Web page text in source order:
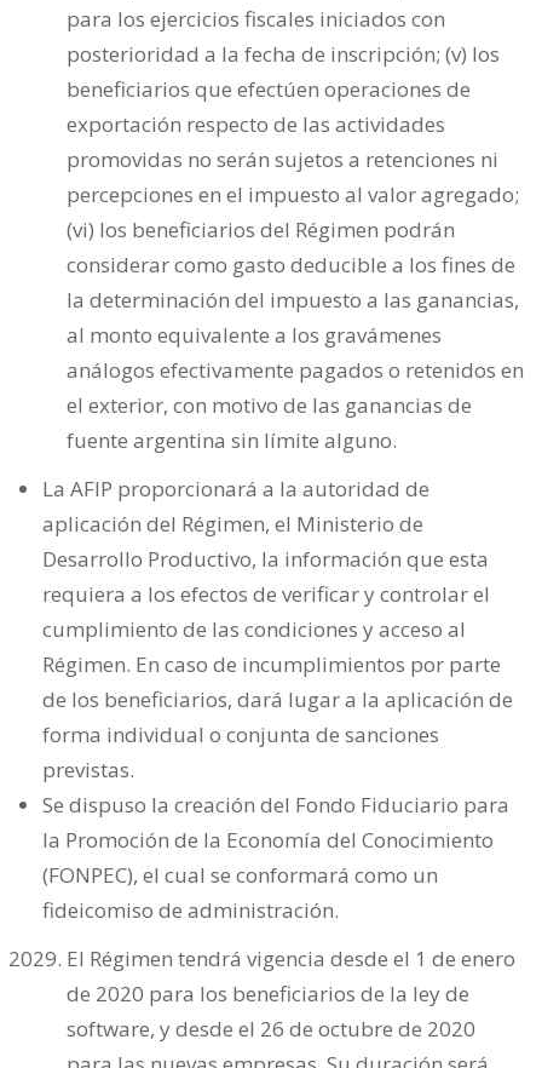
para los ejercicios fiscales iniciados con
posterioridad a la fecha de inscripción; (v) los
beneficiarios que efectúen operaciones de
exportación respecto de las actividades
promovidas no serán sujetos a retenciones ni
percepciones en el impuesto al valor agregado;
(vi) los beneficiarios del Régimen podrán
considerar como gasto deducible a los fines de
la determinación del impuesto a las ganancias,
al monto equivalente a los gravámenes
análogos efectivamente pagados o retenidos en
el exterior, con motivo de las ganancias de
fuente argentina sin límite alguno.
La AFIP proporcionará a la autoridad de
aplicación del Régimen, el Ministerio de
Desarrollo Productivo, la información que esta
requiera a los efectos de verificar y controlar el
cumplimiento de las condiciones y acceso al
Régimen. En caso de incumplimientos por parte
de los beneficiarios, dará lugar a la aplicación de
forma individual o conjunta de sanciones
previstas.
Se dispuso la creación del Fondo Fiduciario para
la Promoción de la Economía del Conocimiento
(FONPEC), el cual se conformará como un
fideicomiso de administración.
El Régimen tendrá vigencia desde el 1 de enero
de 2020 para los beneficiarios de la ley de
software, y desde el 26 de octubre de 2020